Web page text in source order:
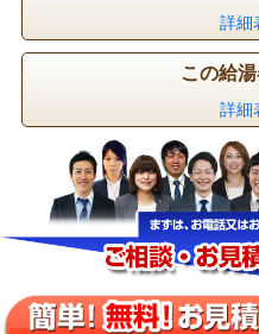
詳細
この給
詳細